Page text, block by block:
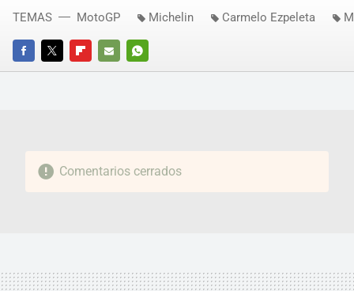
FACEBOOKTWITTERFLIPBOARD
E-
WHATSAPP
TEMAS MotoGP Michelin Carmelo Ezpeleta
Comentarios cerrados